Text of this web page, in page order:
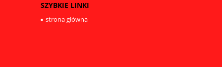
SZYBKIE LINKI
strona główna